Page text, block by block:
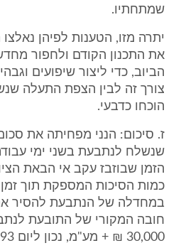
שמתחתיו.
יתרה מזו, הטענות לפיהן
את התכנון הקודם ולחפור
הביוב, כדי ליצור שיפועים
צורך זה לבין הצפת התעלה
הוכחו כדבעי.
ז. סיכום: הנני מפחיתה את
שנשלח לנתבעת בשני ימי
הזמן שבוזבז עקב אי הבאת
כמות הסיכות המספקת תוך
במחדלה של הנתבעת להסיר
חובה המקורי של התובעת
30,000 ₪ + מע"מ, נכון ליום 18.10.93.